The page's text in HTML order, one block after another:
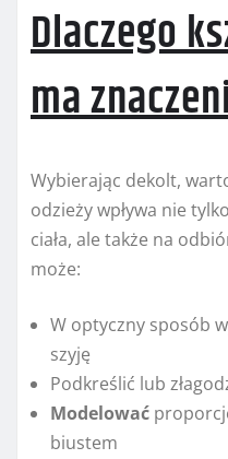
Dlaczego
ma
Wybierając dekolt,
odzieży wpływa nie
ciała, ale także na
może:
W optyczny sposób
szyję
Podkreślić lub
Modelować
biustem